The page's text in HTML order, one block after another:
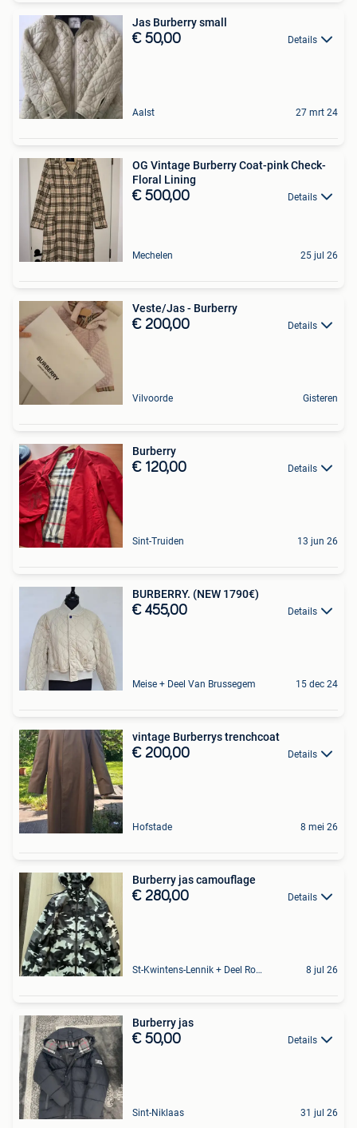
Jas Burberry small
€ 50,00 Details
Aalst 27 mrt 24
OG Vintage Burberry Coat-pink Check-
Floral Lining
€ 500,00 Details
Mechelen 25 jul 26
Veste/Jas - Burberry
€ 200,00 Details
Vilvoorde Gisteren
Burberry
€ 120,00 Details
Sint-Truiden 13 jun 26
BURBERRY. (NEW 1790€)
€ 455,00 Details
Meise + Deel Van Brussegem 15 dec 24
vintage Burberrys trenchcoat
€ 200,00 Details
Hofstade 8 mei 26
Burberry jas camouflage
€ 280,00 Details
St-Kwintens-Lennik + Deel Roosdaal 8 jul 26
Burberry jas
€ 50,00 Details
Sint-Niklaas 31 jul 26